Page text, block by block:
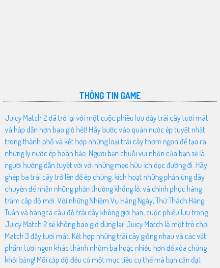
THÔNG TIN GAME
Juicy Match 2 đã trở lại với một cuộc phiêu lưu đầy trái cây tươi mát
và hấp dẫn hơn bao giờ hết! Hãy bước vào quán nước ép tuyệt nhất
trong thành phố và kết hợp những loại trái cây thơm ngon để tạo ra
những ly nước ép hoàn hảo. Người bạn chuối vui nhộn của bạn sẽ là
người hướng dẫn tuyệt vời với những mẹo hữu ích dọc đường đi. Hãy
ghép ba trái cây trở lên để ép chúng, kích hoạt những phản ứng dây
chuyền để nhận những phần thưởng khổng lồ, và chinh phục hàng
trăm cấp độ mới. Với những Nhiệm Vụ Hàng Ngày, Thử Thách Hàng
Tuần và hàng tá câu đố trái cây không giới hạn, cuộc phiêu lưu trong
Juicy Match 2 sẽ không bao giờ dừng lại! Juicy Match là một trò chơi
Match 3 đầy tươi mát. Kết hợp những trái cây giống nhau và các vật
phẩm tươi ngon khác thành nhóm ba hoặc nhiều hơn để xóa chúng
khỏi bảng! Mỗi cấp độ đều có một mục tiêu cụ thể mà bạn cần đạt